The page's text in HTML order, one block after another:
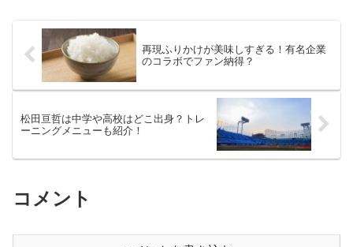
再現ふりかけが美味しすぎる！有名企業
のコラボでファン納得？
松田亘哲は中学や高校はどこ出身？トレ
ーニングメニューも紹介！
コメント